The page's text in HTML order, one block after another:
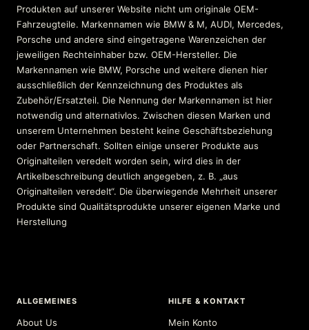
Produkten auf unserer Website nicht um originale OEM-
Fahrzeugteile. Markennamen wie BMW & M, AUDI, Mercedes,
Porsche und andere sind eingetragene Warenzeichen der
jeweiligen Rechteinhaber bzw. OEM-Hersteller. Die
Markennamen wie BMW, Porsche und weitere dienen hier
ausschließlich der Kennzeichnung des Produktes als
Zubehör/Ersatzteil. Die Nennung der Markennamen ist hier
notwendig und alternativlos. Zwischen diesen Marken und
unserem Unternehmen besteht keine Geschäftsbeziehung
oder Partnerschaft. Sollten einige unserer Produkte aus
Originalteilen veredelt worden sein, wird dies in der
Artikelbeschreibung deutlich angegeben, z. B. „aus
Originalteilen veredelt“. Die überwiegende Mehrheit unserer
Produkte sind Qualitätsprodukte unserer eigenen Marke und
Herstellung
ALLGEMEINES
About Us
HILFE & KONTAKT
Mein Konto